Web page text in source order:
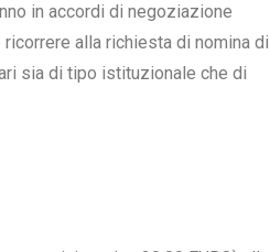
in accordi di negoziazione
alla richiesta di nomina di
sia di tipo istituzionale che di